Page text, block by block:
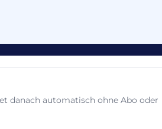
danach automatisch ohne Abo oder